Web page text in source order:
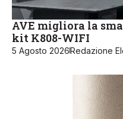
AVE migliora la
kit K808-WIFI
5 Agosto 2026Redazione